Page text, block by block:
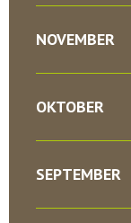
NOVEMBER
OKTOBER
SEPTEMBER